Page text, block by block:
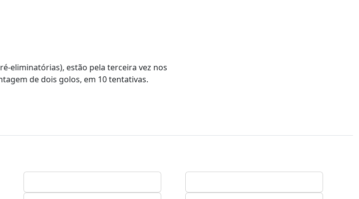
eliminatórias), estão pela terceira vez nos
de dois golos, em 10 tentativas.